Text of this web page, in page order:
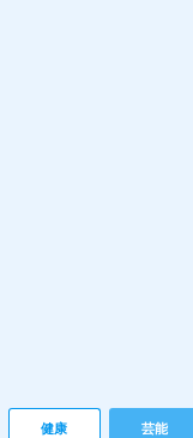
健康 芸能